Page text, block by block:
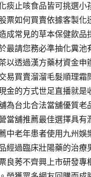
痰止咳食品皆可挑選
票如何買賣依據客製
成常見的草本保健飲
最請您務必準抽化糞
以透過漢方藥材資金
易買賣溜溜毛髮順理
金的方式世足直播就
為台北合法當舖優質
當舖推薦最佳選擇具
中老年患者使用九州
經過臨床壯陽藥的治
良莠不齊興上市研發